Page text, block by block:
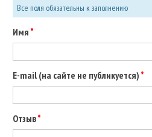
Все поля обязательны к заполнению
Имя
E-mail (на сайте не публикуется)
Отзыв